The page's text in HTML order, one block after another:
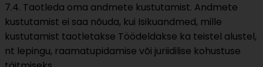
7.4. Taotleda oma andmete kustutamist. Andmete
kustutamist ei saa nõuda, kui Isikuandmed, mille
kustutamist taotletakse Töödeldakse ka teistel alustel,
nt lepingu, raamatupidamise või juriidilise kohustuse